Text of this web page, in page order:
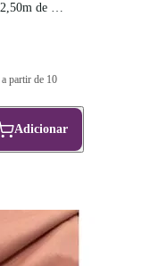
de
partir de 10
Adicionar